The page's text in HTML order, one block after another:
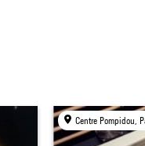
Centre Pompidou,